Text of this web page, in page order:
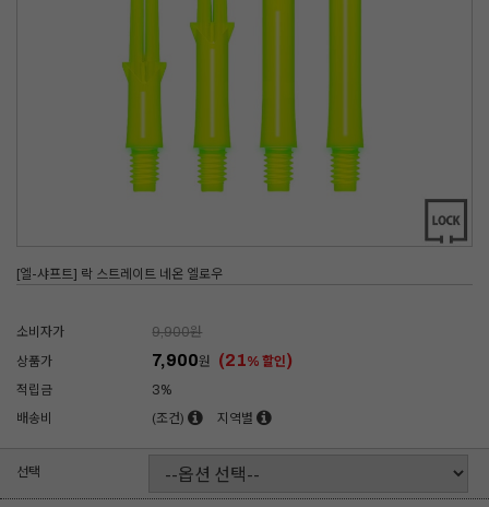
[엘-샤프트] 락 스트레이트 네온 엘로우
소비자가 9,900원
상품가
7,900원 (21% 할인)
적립금
3%
배송비
(조건) 지역별
선택